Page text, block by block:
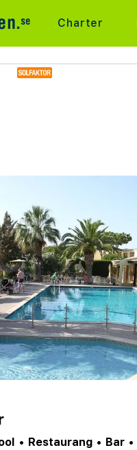
Charter
• Restaurang • Bar •